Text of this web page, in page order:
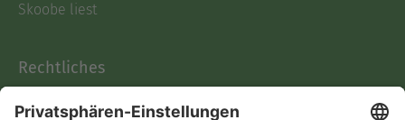
Skoobe liest
Rechtliches